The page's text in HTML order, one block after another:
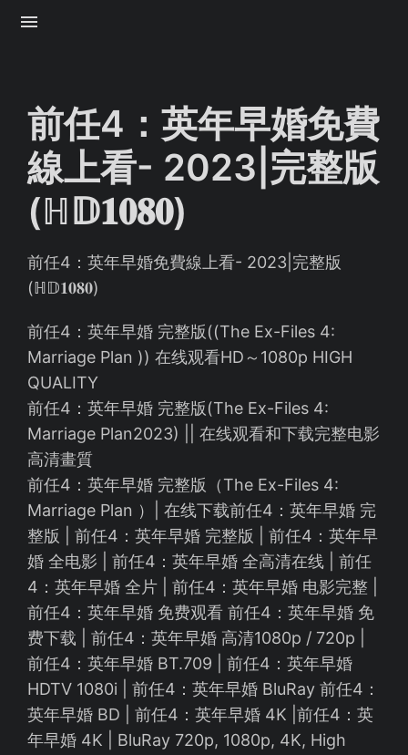
前任4：英年早婚免費
線上看- 2023|完整版
(ℍ𝔻𝟏𝟎𝟖𝟎)
前任4：英年早婚免費線上看- 2023|完整版
(ℍ𝔻𝟏𝟎𝟖𝟎)
前任4：英年早婚 完整版((The Ex-Files 4:
Marriage Plan )) 在线观看HD～1080p HIGH
QUALITY
前任4：英年早婚 完整版(The Ex-Files 4:
Marriage Plan2023) || 在线观看和下载完整电影
高清畫質
前任4：英年早婚 完整版（The Ex-Files 4:
Marriage Plan ）| 在线下载前任4：英年早婚 完
整版 | 前任4：英年早婚 完整版 | 前任4：英年早
婚 全电影 | 前任4：英年早婚 全高清在线 | 前任
4：英年早婚 全片 | 前任4：英年早婚 电影完整 |
前任4：英年早婚 免费观看 前任4：英年早婚 免
费下载 | 前任4：英年早婚 高清1080p / 720p |
前任4：英年早婚 BT.709 | 前任4：英年早婚
HDTV 1080i | 前任4：英年早婚 BluRay 前任4：
英年早婚 BD | 前任4：英年早婚 4K |前任4：英
年早婚 4K | BluRay 720p, 1080p, 4K, High